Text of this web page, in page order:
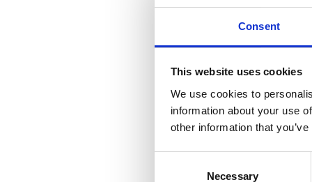
Consent
This website uses cookies
We use cookies to
information about your use
other information that
Necessary